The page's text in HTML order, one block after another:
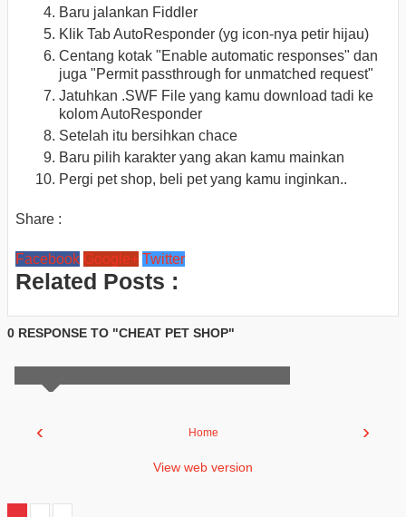
Baru jalankan Fiddler
Klik Tab AutoResponder (yg icon-nya petir hijau)
Centang kotak "Enable automatic responses" dan
juga "Permit passthrough for unmatched request"
Jatuhkan .SWF File yang kamu download tadi ke
kolom AutoResponder
Setelah itu bersihkan chace
Baru pilih karakter yang akan kamu mainkan
Pergi pet shop, beli pet yang kamu inginkan..
Share :
Facebook Google+ Twitter
Related Posts :
0 RESPONSE TO "CHEAT PET SHOP"
‹ ›
Home
View web version